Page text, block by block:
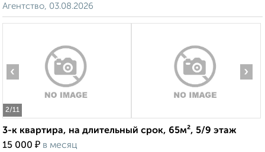
Агентство, 03.08.2026
2/11
‹ ›
3-к квартира, на длительный срок, 65м², 5/9 этаж
15 000 ₽ в месяц